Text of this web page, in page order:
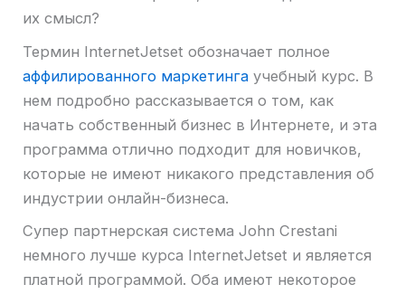
их смысл?
Термин InternetJetset обозначает полное
аффилированного маркетинга учебный курс. В
нем подробно рассказывается о том, как
начать собственный бизнес в Интернете, и эта
программа отлично подходит для новичков,
которые не имеют никакого представления об
индустрии онлайн-бизнеса.
Супер партнерская система John Crestani
немного лучше курса InternetJetset и является
платной программой. Оба имеют некоторое